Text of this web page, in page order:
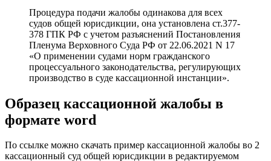
Процедура подачи жалобы одинакова для всех
судов общей юрисдикции, она установлена ст.377-
378 ГПК РФ с учетом разъяснений Постановления
Пленума Верховного Суда РФ от 22.06.2021 N 17
«О применении судами норм гражданского
процессуального законодательства, регулирующих
производство в суде кассационной инстанции».
Образец кассационной жалобы в
формате word
По ссылке можно скачать пример кассационной жалобы во 2
кассационный суд общей юрисдикции в редактируемом